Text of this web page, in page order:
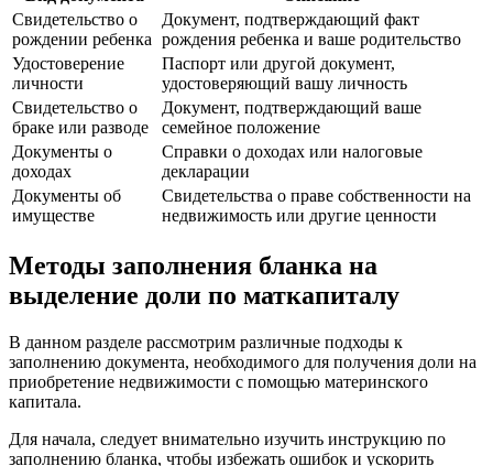
Свидетельство о
рождении ребенка
Документ, подтверждающий факт
рождения ребенка и ваше родительство
Удостоверение
личности
Паспорт или другой документ,
удостоверяющий вашу личность
Свидетельство о
браке или разводе
Документ, подтверждающий ваше
семейное положение
Документы о
доходах
Справки о доходах или налоговые
декларации
Документы об
имуществе
Свидетельства о праве собственности на
недвижимость или другие ценности
Методы заполнения бланка на
выделение доли по маткапиталу
В данном разделе рассмотрим различные подходы к
заполнению документа, необходимого для получения доли на
приобретение недвижимости с помощью материнского
капитала.
Для начала, следует внимательно изучить инструкцию по
заполнению бланка, чтобы избежать ошибок и ускорить